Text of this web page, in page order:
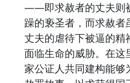
——即求赦者的丈夫则
躁的亵圣者，而求赦者
丈夫的虐待下被逼的精
面临生命的威胁。在这
家公证人共同建构能够